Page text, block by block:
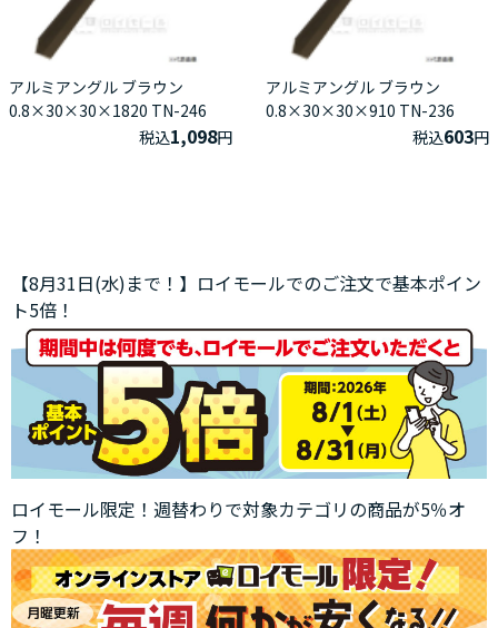
アルミアングル ブラウン
0.8×30×30×1820 TN-246
税込1,098円
アルミアングル ブラウン
0.8×30×30×910 TN-236
税込603円
【8月31日(水)まで！】ロイモールでのご注文で基本ポイン
ト5倍！
ロイモール限定！週替わりで対象カテゴリの商品が5％オ
フ！